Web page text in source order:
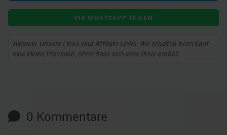
VIA WHATSAPP TEILEN
Hinweis: Unsere Links sind Affiliate Links. Wir erhalten beim Kauf
eine kleine Provision, ohne dass sich euer Preis erhöht.
0 Kommentare